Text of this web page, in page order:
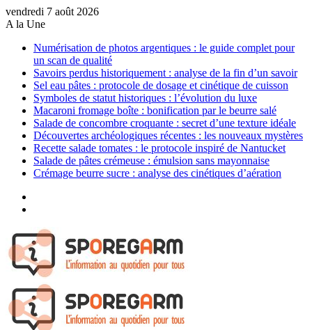
vendredi 7 août 2026
A la Une
Numérisation de photos argentiques : le guide complet pour
un scan de qualité
Savoirs perdus historiquement : analyse de la fin d’un savoir
Sel eau pâtes : protocole de dosage et cinétique de cuisson
Symboles de statut historiques : l’évolution du luxe
Macaroni fromage boîte : bonification par le beurre salé
Salade de concombre croquante : secret d’une texture idéale
Découvertes archéologiques récentes : les nouveaux mystères
Recette salade tomates : le protocole inspiré de Nantucket
Salade de pâtes crémeuse : émulsion sans mayonnaise
Crémage beurre sucre : analyse des cinétiques d’aération
Menu